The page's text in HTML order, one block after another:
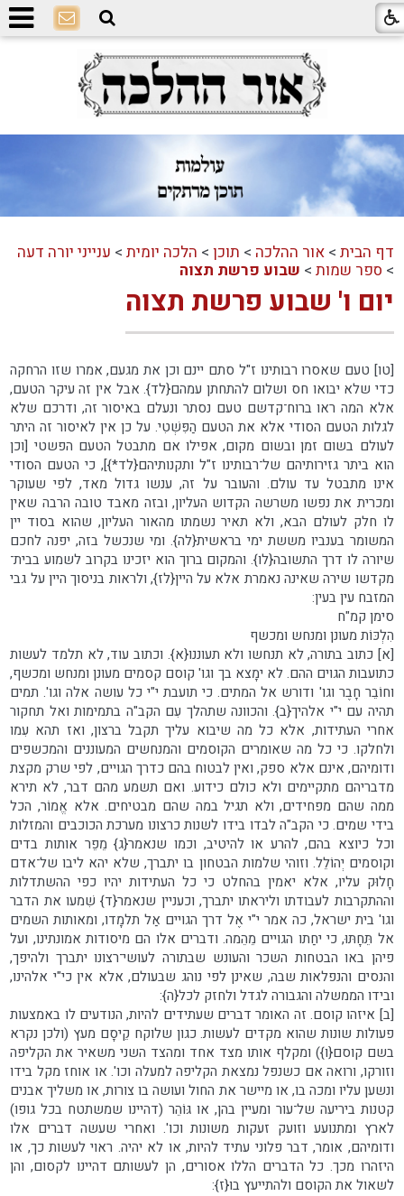
דף הבית >אור ההלכה > תוכן > הלכה יומית > ענייני יורה דעה
> ספר שמות > שבוע פרשת תצוה
יום ו' שבוע פרשת תצוה
[טו] טעם שאסרו רבותינו ז"ל סתם יינם וכן את מגעם, אמרו שזו הרחקה
כדי שלא יבואו חס ושלום להתחתן עמהם{לד}. אבל אין זה עיקר הטעם,
אלא המה ראו ברוח־קדשם טעם נסתר ונעלם באיסור זה, ודרכם שלא
לגלות הטעם הסודי אלא את הטעם הַפִּשְׁטִי. על כן אין לאיסור זה היתר
לעולם בשום זמן ובשום מקום, אפילו אם מתבטל הטעם הפשטי [וכן
הוא ביתר גזירותיהם של־רבותינו ז"ל ותקנותיהם{לד*}], כי הטעם הסודי
אינו מתבטל עד עולם. והעובר על זה, ענשו גדול מאד, לפי שעוקר
ומכרית את נפשו משרשה הקדוש העליון, ובזה מאבד טובה הרבה שאין
לו חלק לעולם הבא, ולא תאיר נשמתו מהאור העליון, שהוא בסוד יין
המשומר בענביו מששת ימי בראשית{לה}. ומי שנכשל בזה, יפנה לחכם
שיורה לו דרך התשובה{לו}. והמקום ברוך הוא יזכינו בקרוב לשמוע בבית־
מקדשו שירה שאינה נאמרת אלא על היין{לז}, ולראות בניסוך היין על גבי
המזבח עין בעין:
סימן קמ"ח
הִלְכּוֹת מעונן ומנחש ומכשף
[א] כתוב בתורה, לא תנחשו ולא תעוננו{א}. וכתוב עוד, לא תלמד לעשות
כתועבות הגוים ההם. לא ימָצא בך וגו' קוסם קסמים מעונן ומנחש ומכשף,
וחוֹבֵר חָבֶר וגו' ודורש אל המתים. כי תועבת י"י כל עושה אלה וגו'. תמים
תהיה עם י"י אלהיך{ב}. והכוונה שתהלך עִם הקב"ה בתמימות ואל תחקור
אחרי העתידות, אלא כל מה שיבוא עליך תקבל ברצון, ואז תהא עִמו
ולחלקו. כי כל מה שאומרים הקוסמים והמנחשים המעוננים והמכשפים
ודומיהם, אינם אלא ספק, ואין לבטוח בהם כדרך הגויים, לפי שרק מקצת
מדבריהם מתקיימים ולא כולם כידוע. ואם תשמע מהם דבר, לא תירא
ממה שהם מפחידים, ולא תגיל במה שהם מבטיחים. אלא אֱמוֹר, הכל
בידי שמים. כי הקב"ה לבדו בידו לשנות כרצונו מערכת הכוכבים והמזלות
וכל כיוצא בהם, להרע או להיטיב, וכמו שנאמר{ג} מֵפֵר אותות בדים
וקוסמים יְהוֹלֵל. וזוהי שלמות הבטחון בו יתברך, שלא יהא ליבו של־אדם
חָלוּק עליו, אלא יאמין בהחלט כי כל העתידות יהיו כפי ההשתדלות
וההתקרבות לעבודתו וליראתו יתברך, וכעניין שנאמר{ד} שִׁמעו את הדבר
וגו' בית ישראל, כה אמר י"י אֶל דרך הגויים אַל תלמָדו, ומאותות השמים
אל תֵּחָתּוּ, כי יחַתו הגויים מֵהֵמה. ודברים אלו הם מיסודות אמונתינו, ועל
פיהן באו הבטחות השכר והעונש שבתורה לעושי־רצונו יתברך ולהיפך,
והנסים והנפלאות שבה, שאינן לפי נוהג שבעולם, אלא אין כי"י אלהינו,
ובידו הממשלה והגבורה לגדל ולחזק לכל{ה}:
[ב] איזהו קוסם. זה האומר דברים שעתידים להיות, הנודעים לו באמצעות
פעולות שונות שהוא מקדים לעשות. כגון שלוקח קֵיסָם מעץ (ולכן נקרא
בשם קוסם{ו}) ומקלף אותו מצד אחד ומהצד השני משאיר את הקליפה
וזורקו, ורואה אם כשנפל נמצאת הקליפה למעלה וכו'. או אוחז מקל בידו
ונשען עליו ומכה בו, או מיישר את החול ועושה בו צורות, או משליך אבנים
קטנות ביריעה של־עור ומעיין בהן, או גּוֹהֵר (דהיינו שמשתטח בכל גופו)
לארץ ומתנועע וזועק זעקות משונות וכו'. ואחרי שעשה דברים אלו
ודומיהם, אומר, דבר פלוני עתיד להיות, או לא יהיה. ראוי לעשות כך, או
היזהרו מכך. כל הדברים הללו אסורים, הן לעשותם דהיינו לקסום, והן
לשאול את הקוסם ולהתייעץ בו{ז}: